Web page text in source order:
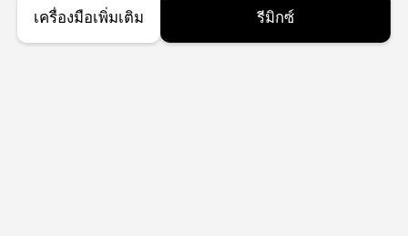
เครื่องมือเพิ่มเติม รีมิกซ์